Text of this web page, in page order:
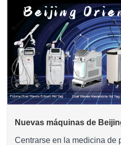
Nuevas máquinas de
Centrarse en la medicina de